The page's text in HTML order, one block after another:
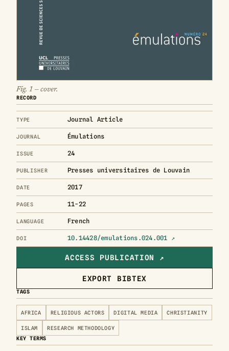
Fig. 1 — cover.
RECORD
TYPE Journal Article
JOURNAL Émulations
ISSUE 24
PUBLISHER Presses universitaires de Louvain
DATE 2017
PAGES 11-22
LANGUAGE French
DOI 10.14428/emulations.024.001 ↗
ACCESS PUBLICATION ↗
EXPORT BIBTEX
TAGS
AFRICA RELIGIOUS ACTORS DIGITAL MEDIA CHRISTIANITY
ISLAM
RESEARCH METHODOLOGY
KEY TERMS